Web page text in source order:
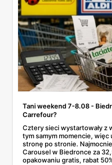
Tani weekend 7-8.08 -
Carrefour?
Cztery sieci wystartowały z
tym samym momencie, więc
stronę po stronie.
Carousel w Biedronce za
opakowaniu gratis, rabat